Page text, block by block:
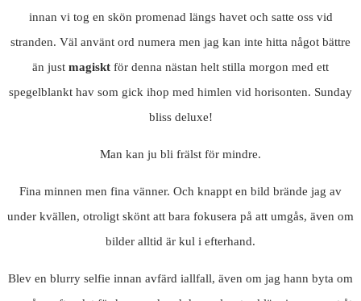
innan vi tog en skön promenad längs havet och satte oss vid
stranden. Väl använt ord numera men jag kan inte hitta något bättre
än just magiskt för denna nästan helt stilla morgon med ett
spegelblankt hav som gick ihop med himlen vid horisonten. Sunday
bliss deluxe!
Man kan ju bli frälst för mindre.
Fina minnen men fina vänner. Och knappt en bild brände jag av
under kvällen, otroligt skönt att bara fokusera på att umgås, även om
bilder alltid är kul i efterhand.
Blev en blurry selfie innan avfärd iallfall, även om jag hann byta om